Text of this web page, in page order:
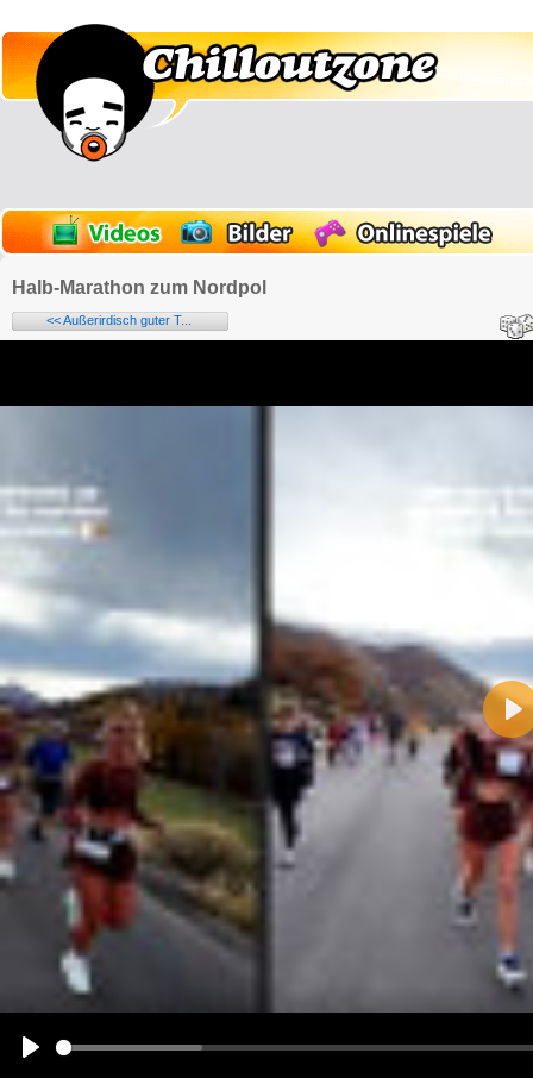
Halb-Marathon zum Nordpol
<< Außerirdisch guter T...
Name:
E-Mail-Adresse (optional):
Kommentar:
Alle HTML-Tags außer <br>, <strike> und <i> werden aus Deinem Kommentar entfernt.
URLs werden automatisch umgewandelt. Bitte verwende "www." oder "http://" in URLs
Ich möchte eine E-Mail, wenn auf dieser Seite weitere Kommentare erscheinen.